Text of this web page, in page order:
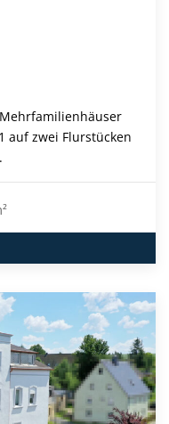
auf zwei Flurstücken